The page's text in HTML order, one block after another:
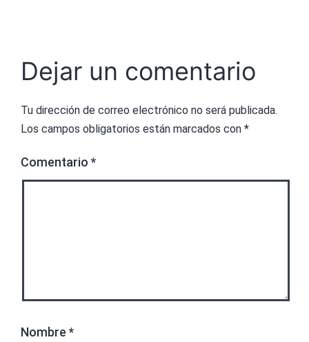
Dejar un comentario
Tu dirección de correo electrónico no será publicada.
Los campos obligatorios están marcados con *
Comentario *
Nombre *